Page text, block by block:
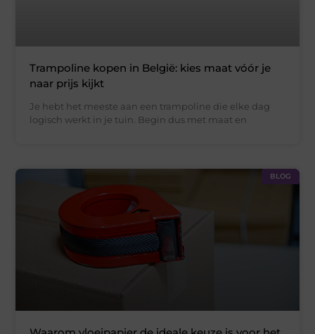
Trampoline kopen in België: kies maat vóór je
naar prijs kijkt
Je hebt het meeste aan een trampoline die elke dag
logisch werkt in je tuin. Begin dus met maat en
BLOG